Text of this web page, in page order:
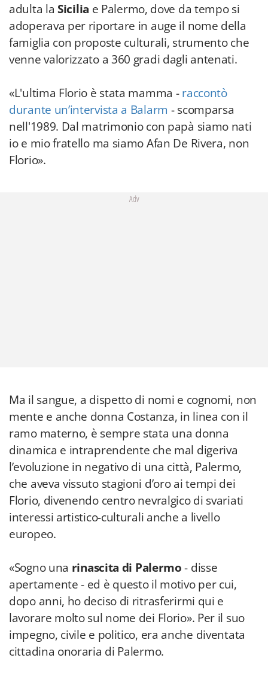
adulta la Sicilia e Palermo, dove da tempo si
adoperava per riportare in auge il nome della
famiglia con proposte culturali, strumento che
venne valorizzato a 360 gradi dagli antenati.
«L'ultima Florio è stata mamma -raccontò
durante un’intervista a Balarm - scomparsa
nell'1989. Dal matrimonio con papà siamo nati
io e mio fratello ma siamo Afan De Rivera, non
Florio».
Adv
Ma il sangue, a dispetto di nomi e cognomi, non
mente e anche donna Costanza, in linea con il
ramo materno, è sempre stata una donna
dinamica e intraprendente che mal digeriva
l’evoluzione in negativo di una città, Palermo,
che aveva vissuto stagioni d’oro ai tempi dei
Florio, divenendo centro nevralgico di svariati
interessi artistico-culturali anche a livello
europeo.
«Sogno una rinascita di Palermo- disse
apertamente - ed è questo il motivo per cui,
dopo anni, ho deciso di ritrasferirmi qui e
lavorare molto sul nome dei Florio». Per il suo
impegno, civile e politico, era anche diventata
cittadina onoraria di Palermo.